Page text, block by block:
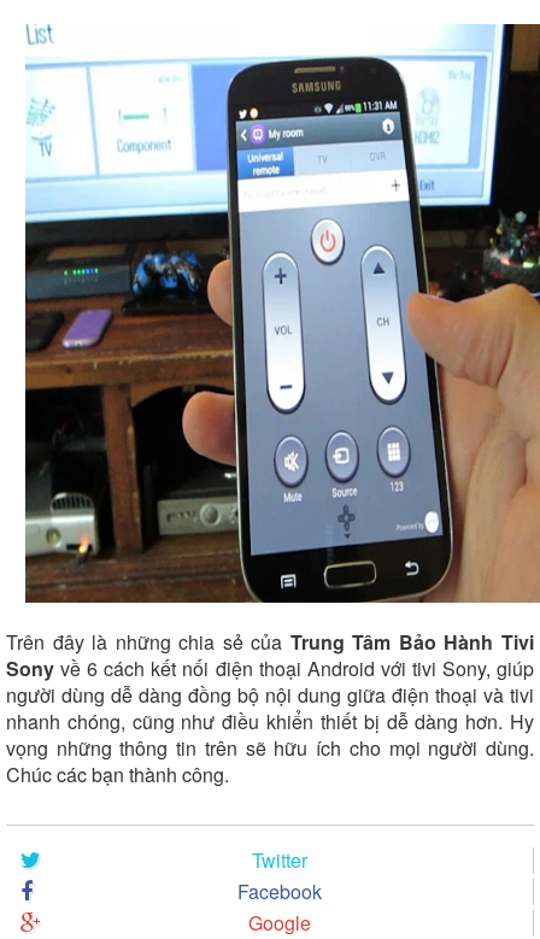
Trên đây là những chia sẻ của Trung Tâm Bảo Hành Tivi
Sony về 6 cách kết nối điện thoại Android với tivi Sony, giúp
người dùng dễ dàng đồng bộ nội dung giữa điện thoại và tivi
nhanh chóng, cũng như điều khiển thiết bị dễ dàng hơn. Hy
vọng những thông tin trên sẽ hữu ích cho mọi người dùng.
Chúc các bạn thành công.
Twitter
Facebook
Google